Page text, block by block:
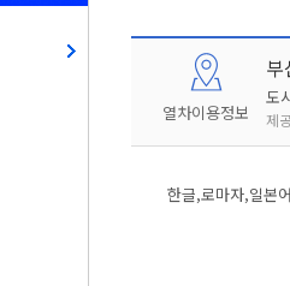
열차이용정보
부
도
제
한글,로마자,일본